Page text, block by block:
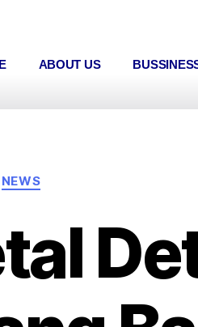
ABOUT US
NEWS